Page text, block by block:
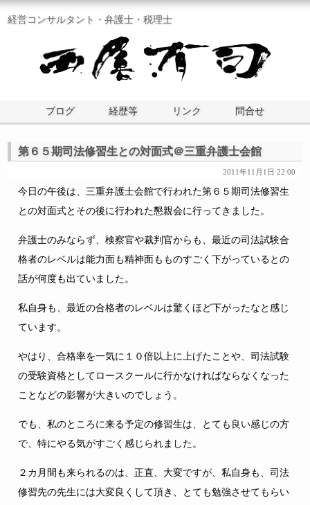
経営コンサルタント・弁護士・税理士
ブログ 経歴等 リンク 問合せ
第６５期司法修習生との対面式＠三重弁護士会館
2011年11月1日 22:00
今日の午後は、三重弁護士会館で行われた第６５期司法修習生
との対面式とその後に行われた懇親会に行ってきました。
弁護士のみならず、検察官や裁判官からも、最近の司法試験合
格者のレベルは能力面も精神面もものすごく下がっているとの
話が何度も出ていました。
私自身も、最近の合格者のレベルは驚くほど下がったなと感じ
ています。
やはり、合格率を一気に１０倍以上に上げたことや、司法試験
の受験資格としてロースクールに行かなければならなくなった
ことなどの影響が大きいのでしょう。
でも、私のところに来る予定の修習生は、とても良い感じの方
で、特にやる気がすごく感じられました。
２カ月間も来られるのは、正直、大変ですが、私自身も、司法
修習先の先生には大変良くして頂き、とても勉強させてもらい